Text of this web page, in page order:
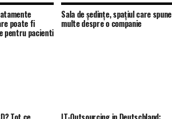
poate fi
pentru pacienti
Sala de ședințe, spațiul care spune
multe despre o companie